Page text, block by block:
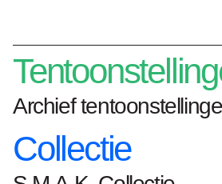
Archief
Collectie
Home kunstwerken